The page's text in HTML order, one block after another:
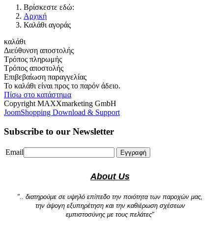
Βρίσκεστε εδώ:
Αρχική
Καλάθι αγοράς
καλάθι
Διεύθυνση αποστολής
Τρόπος πληρωμής
Τρόπος αποστολής
Επιβεβαίωση παραγγελίας
Το καλάθι είναι προς το παρόν άδειο.
Πίσω στο κατάστημα
Copyright MAXXmarketing GmbH
JoomShopping Download & Support
Subscribe to our Newsletter
Email Εγγραφή
About Us
".. διατηρούμε σε υψηλό επίπεδο την ποιότητα των παροχών μας,
την άψογη εξυπηρέτηση και την καθιέρωση σχέσεων
εμπιστοσύνης με τους πελάτες"